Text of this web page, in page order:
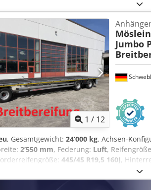
, Hinterreifengröße:
keine, Kraftstoff:Biodiesel,
Innenbreite ca. 2.480 mm,
abnehmbar, Rungen abnehmbar, 40
80 x 80, 6 x Zurrbügel, Aussenrahmen
Konturmarkierung und
für Stirnwand- Gitter 1.600 mm hoch
je Paar 8 t und 2 x Klappstützen
vorbehalten, Muster- Bilder --, Mehr
1 / 12
Möslein
Jumbo
, Gesamtgewicht: 24’000 kg, Achsen-
2’550 mm, Federung: Luft,
445/45 R19,5 160J,
Biodiesel,
Ladehöhe bel. ca. 1.080 mm, 20 x